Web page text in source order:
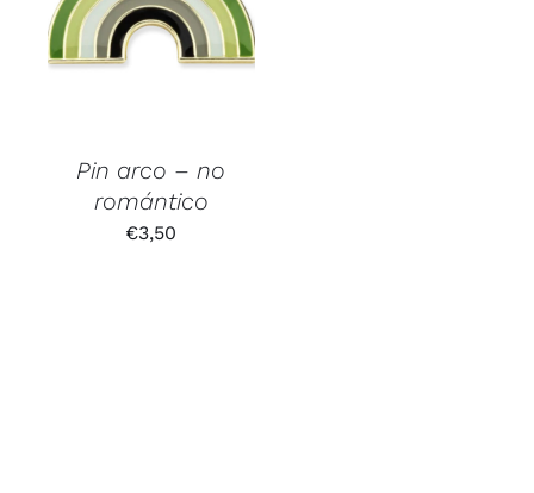
Pin arco – no
romántico
€3,50